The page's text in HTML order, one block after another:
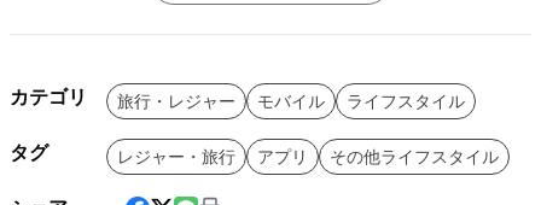
カテゴリ 旅行・レジャー モバイル ライフスタイル
タグ レジャー・旅行 アプリ その他ライフスタイル